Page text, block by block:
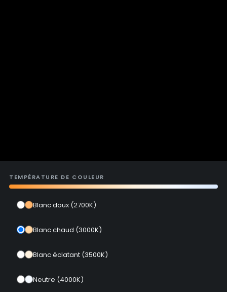
TEMPÉRATURE DE COULEUR
Blanc doux (2700K)
Blanc chaud (3000K)
Blanc éclatant (3500K)
Neutre (4000K)